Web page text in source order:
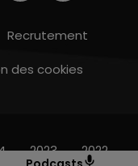
Recrutement
des cookies
2023 2022